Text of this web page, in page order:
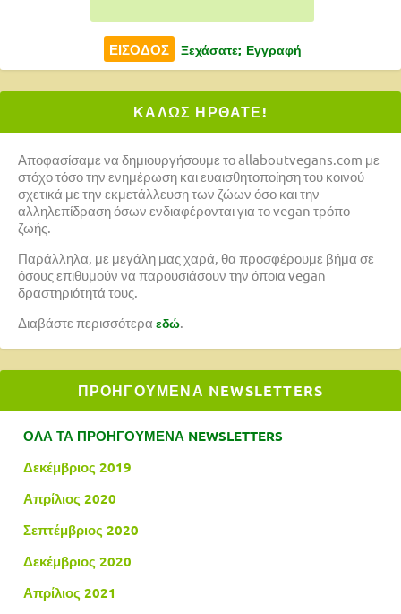
Ξεχάσατε; Εγγραφή
ΚΑΛΩΣ ΗΡΘΑΤΕ!
Αποφασίσαμε να δημιουργήσουμε το allaboutvegans.com με
στόχο τόσο την ενημέρωση και ευαισθητοποίηση του κοινού
σχετικά με την εκμετάλλευση των ζώων όσο και την
αλληλεπίδραση όσων ενδιαφέρονται για το vegan τρόπο
ζωής.
Παράλληλα, με μεγάλη μας χαρά, θα προσφέρουμε βήμα σε
όσους επιθυμούν να παρουσιάσουν την όποια vegan
δραστηριότητά τους.
Διαβάστε περισσότερα εδώ.
ΠΡΟΗΓΟΥΜΕΝΑ NEWSLETTERS
ΟΛΑ ΤΑ ΠΡΟΗΓΟΥΜΕΝΑ NEWSLETTERS
Δεκέμβριος 2019
Απρίλιος 2020
Σεπτέμβριος 2020
Δεκέμβριος 2020
Απρίλιος 2021